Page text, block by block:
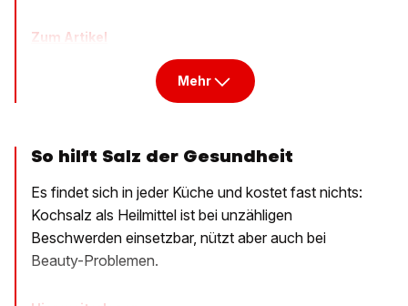
Zum Artikel
Mehr
So hilft Salz der Gesundheit
Es findet sich in jeder Küche und kostet fast nichts:
Kochsalz als Heilmittel ist bei unzähligen
Beschwerden einsetzbar, nützt aber auch bei
Beauty-Problemen.